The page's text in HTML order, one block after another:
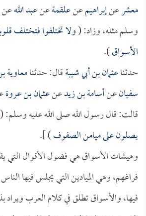
معشرعنإبراهيمعنعلقمةعنعبد اللهعن
وسلم مثله، وزاد: (ولا تختلفوا فتختلف
الأسواق).
حدثناعثمان بن أبي شيبةقال: حدثنامعاوية
سفيانعنأسامة بن زيدعنعثمان بن عروة
قالت: قال رسول الله صلى الله عليه وسلم: (
يصلون على ميامن الصفوف) ].
وهيشات الأسواق هي فضول الأقوال التي
فراغهم، وهي الميادين التي يجلس فيها
فيها، والأسواق تطلق في كلام العرب